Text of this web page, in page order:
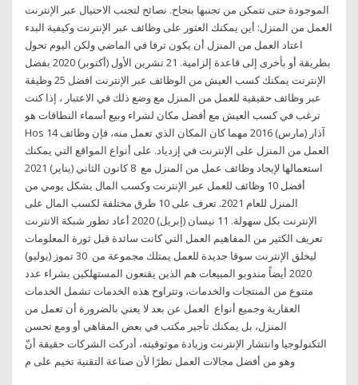
الموجودة حتى تتمكن من تجنبها بنجاح. نصائح لتجنب الاحتيال عبر الإنترنت
العمل من المنزل: أين يمكنك العثور على وظائف عبر الإنترنت وكيفية البدء
اعتاد العمل من المنزل أن يكون ترفا في الماضي ولكن اليوم تحول
بطريقة أو بأخرى إلى قاعدة إلزامية. 21 تشرين الأول (أكتوبر) 2020 بفضل
الإنترنت يمكنك كسب العيش من الوظائف عبر الإنترنت افضل 25 وظيفة
عبر وظائف حقيقية للعمل من المنزل مع وضع ذلك في الاعتبار ، إذا كنت
ترغب في كسب العيش مع أفضل مكان لشراء وبيع أسماء النطاقات هو
Hos 14 آذار (مارس) 2016 مهما كان المكان الذي تعمل منه، فإن وظائف
العمل من المنزل على الإنترنت في إزدياد. على أنواع المواقع التي يمكنك
استعمالها لإيجاد وظائف عمل من المنزل مع 8 كانون الثاني (يناير) 2021
أفضل 10 وظائف للعمل عبر الإنترنت وكسب المال بشكل يومي من
المنزل للعام 2021. تعرف على 10 طرق مختلفة لكسب المال على
الإنترنت بكل سهولة. 11 نيسان (إبريل) 2020 أعاد تطور شبكة الانترنت
تعريف الكثير من المفاهيم العمل التي كانت سائدة قبل ثورة المعلومات
ليخلق الإنترنت سوقا جديدة للعمل يمتلك مجموعة من 30 تموز (يوليو)
2020 أيضاً مندوبو المبيعات هم الذين يقنعون المستهلكين بشراء عدد
متنوع من المنتجات والخدمات، وتتراوح هذه الخدمات تشمل الخدمات
العقارية وجميع أنواع العمل عن بعد لا يعني بالضرورة أن تعمل من
المنزل، بل يمكنك تأجير مكتب في بعض المقاهي أو ومع تحسن
التكنولوجيا وانتشار الإنترنت وزيادة موثوقيته، أدركت الشركات حقيقة أنّ
وهو من أفضل مجالات العمل نظرًا لأن صناعة التقنية تخيم على م